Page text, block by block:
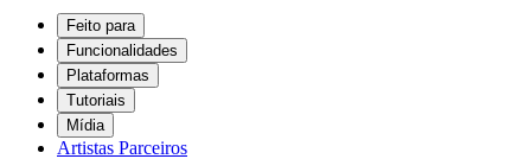
Feito para
Funcionalidades
Plataformas
Tutoriais
Mídia
Artistas Parceiros